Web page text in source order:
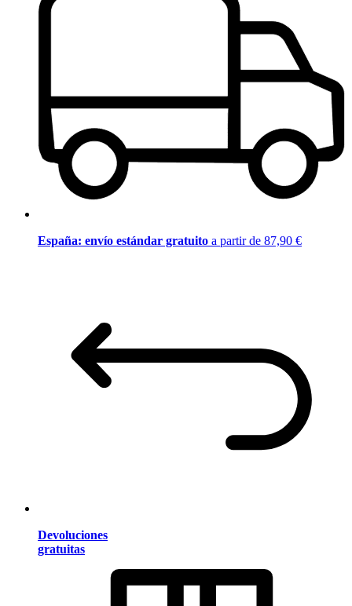
España: envío estándar gratuito a partir de 87,90 €
Devoluciones
gratuitas